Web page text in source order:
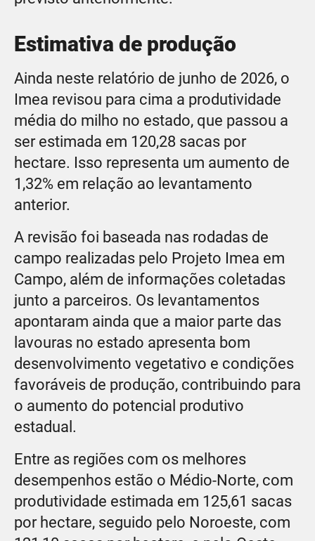
Estimativa de produção
Ainda neste relatório de junho de 2026, o
Imea revisou para cima a produtividade
média do milho no estado, que passou a
ser estimada em 120,28 sacas por
hectare. Isso representa um aumento de
1,32% em relação ao levantamento
anterior.
A revisão foi baseada nas rodadas de
campo realizadas pelo Projeto Imea em
Campo, além de informações coletadas
junto a parceiros. Os levantamentos
apontaram ainda que a maior parte das
lavouras no estado apresenta bom
desenvolvimento vegetativo e condições
favoráveis de produção, contribuindo para
o aumento do potencial produtivo
estadual.
Entre as regiões com os melhores
desempenhos estão o Médio-Norte, com
produtividade estimada em 125,61 sacas
por hectare, seguido pelo Noroeste, com